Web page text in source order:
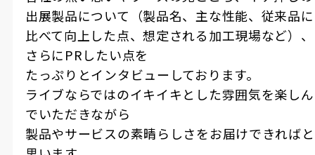
出展製品について（製品名、主な性能、従来品に
比べて向上した点、想定される加工現場など）、
さらにPRしたい点を
たっぷりとインタビューしております。
ライブならではのイキイキとした雰囲気を楽しん
でいただきながら
製品やサービスの素晴らしさをお届けできればと